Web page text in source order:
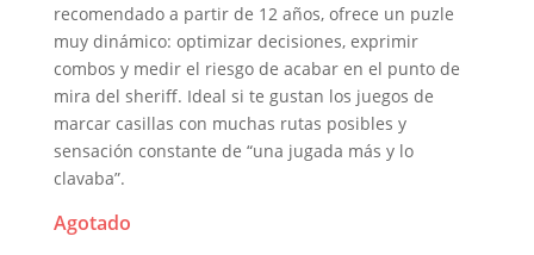
recomendado a partir de 12 años, ofrece un puzle
muy dinámico: optimizar decisiones, exprimir
combos y medir el riesgo de acabar en el punto de
mira del sheriff. Ideal si te gustan los juegos de
marcar casillas con muchas rutas posibles y
sensación constante de “una jugada más y lo
clavaba”.
Agotado